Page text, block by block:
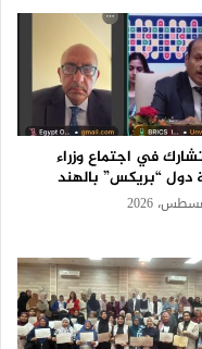
في اجتماع وزراء
دول “بريكس” بالهند